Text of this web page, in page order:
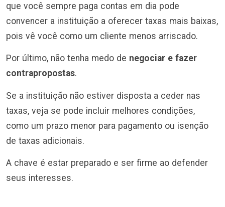
que você sempre paga contas em dia pode
convencer a instituição a oferecer taxas mais baixas,
pois vê você como um cliente menos arriscado.
Por último, não tenha medo de negociar e fazer
contrapropostas.
Se a instituição não estiver disposta a ceder nas
taxas, veja se pode incluir melhores condições,
como um prazo menor para pagamento ou isenção
de taxas adicionais.
A chave é estar preparado e ser firme ao defender
seus interesses.